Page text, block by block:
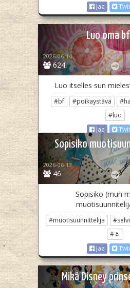
Jaa
Luo oma
624
2026-06-14
Luo itselles sun
#bf #poikaystävä
#luo
Jaa
Sopisiko
46
2026-06-13
Sopisiko (mun
#muotisuunnittelija
#🌷
Jaa
Mikä Disney